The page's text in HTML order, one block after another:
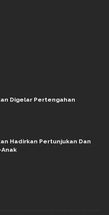
Digelar Pertengahan
Hadirkan Pertunjukan Dan